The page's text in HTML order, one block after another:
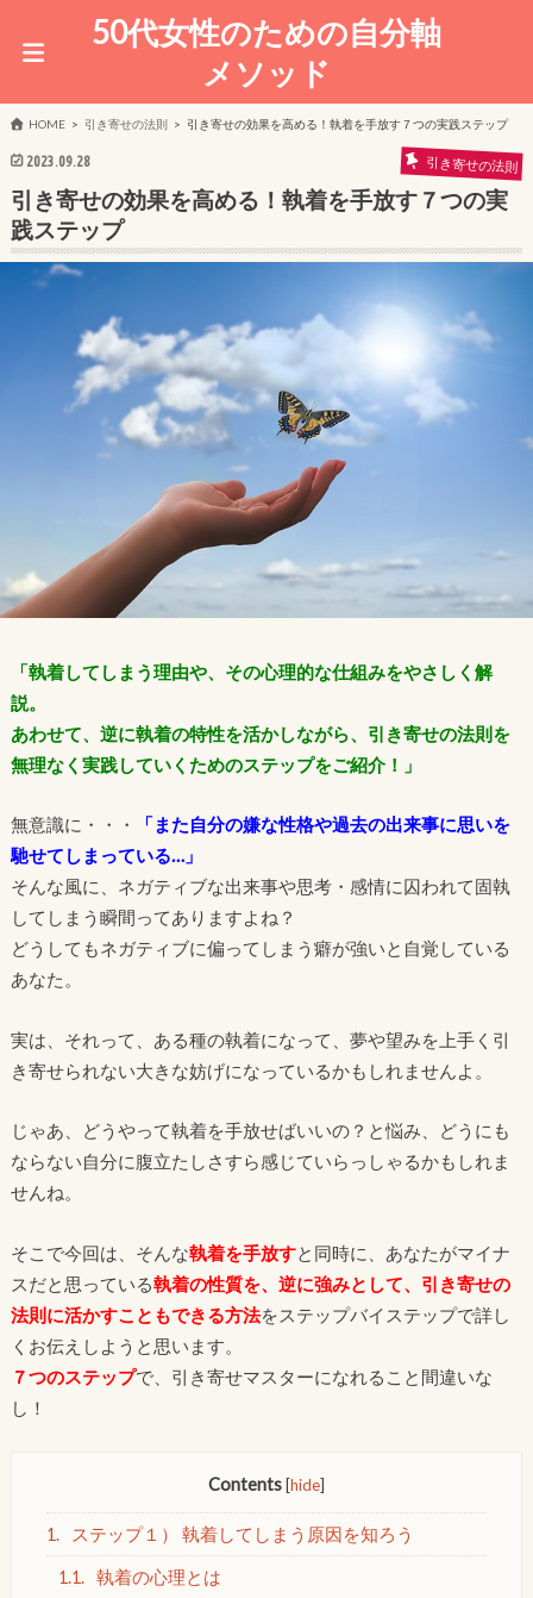
50代女性のための自分軸
メソッド
HOME 引き寄せの法則 引き寄せの効果を高める！執着を手放す７つの実践ステップ
2023.09.28 引き寄せの法則
引き寄せの効果を高める！執着を手放す７つの実
践ステップ
「執着してしまう理由や、その心理的な仕組みをやさしく解
説。
あわせて、逆に執着の特性を活かしながら、引き寄せの法則を
無理なく実践していくためのステップをご紹介！」
無意識に・・・
「また自分の嫌な性格や過去の出来事に思いを
馳せてしまっている…」
そんな風に、ネガティブな出来事や思考・感情に囚われて固執
してしまう瞬間ってありますよね？
どうしてもネガティブに偏ってしまう癖が強いと自覚している
あなた。
実は、それって、ある種の執着になって、夢や望みを上手く引
き寄せられない大きな妨げになっているかもしれませんよ。
じゃあ、どうやって執着を手放せばいいの？と悩み、どうにも
ならない自分に腹立たしさすら感じていらっしゃるかもしれま
せんね。
そこで今回は、そんな執着を手放すと同時に、あなたがマイナ
スだと思っている執着の性質を、逆に強みとして、引き寄せの
法則に活かすこともできる方法をステップバイステップで詳し
くお伝えしようと思います。
７つのステップで、引き寄せマスターになれること間違いな
し！
Contents [hide]
1. ステップ１） 執着してしまう原因を知ろう
1.1. 執着の心理とは